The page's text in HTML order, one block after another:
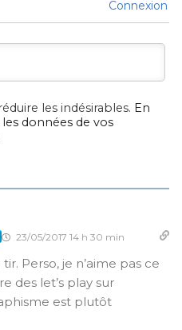
Connexion
les indésirables. En
données de vos
23/05/2017 14 h 30 min
Perso, je n’aime pas ce
des let’s play sur
est plutôt